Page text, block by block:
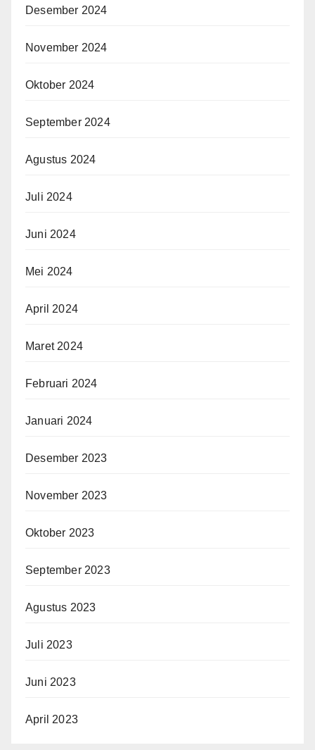
Desember 2024
November 2024
Oktober 2024
September 2024
Agustus 2024
Juli 2024
Juni 2024
Mei 2024
April 2024
Maret 2024
Februari 2024
Januari 2024
Desember 2023
November 2023
Oktober 2023
September 2023
Agustus 2023
Juli 2023
Juni 2023
April 2023